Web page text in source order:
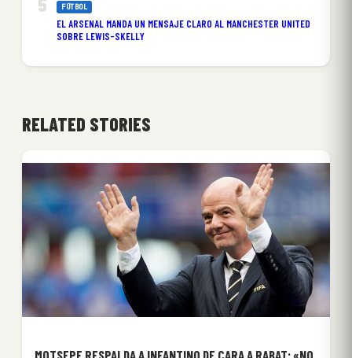
FÚTBOL
EL ARSENAL MANDA UN MENSAJE CLARO AL MANCHESTER UNITED
SOBRE LEWIS-SKELLY
RELATED STORIES